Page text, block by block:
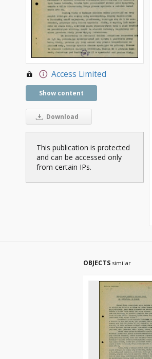
Access Limited
Show content
Download
This publication is protected
and can be accessed only
from certain IPs.
OBJECTS similar